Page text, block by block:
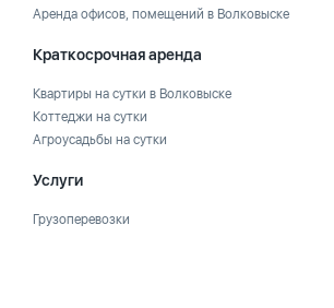
Аренда офисов, помещений в Волковыске
Краткосрочная аренда
Квартиры на сутки в Волковыске
Коттеджи на сутки
Агроусадьбы на сутки
Услуги
Грузоперевозки